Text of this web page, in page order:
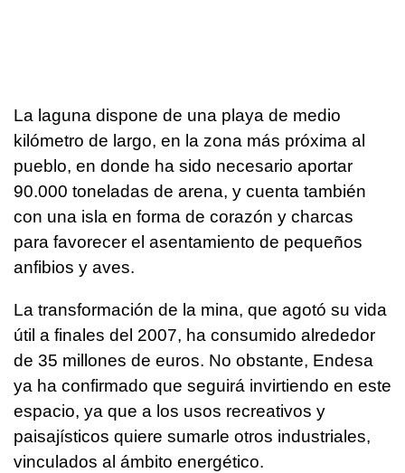
La laguna dispone de una playa de medio
kilómetro de largo, en la zona más próxima al
pueblo, en donde ha sido necesario aportar
90.000 toneladas de arena, y cuenta también
con una isla en forma de corazón y charcas
para favorecer el asentamiento de pequeños
anfibios y aves.
La transformación de la mina, que agotó su vida
útil a finales del 2007, ha consumido alrededor
de 35 millones de euros. No obstante, Endesa
ya ha confirmado que seguirá invirtiendo en este
espacio, ya que a los usos recreativos y
paisajísticos quiere sumarle otros industriales,
vinculados al ámbito energético.